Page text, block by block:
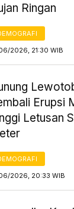
Ringan
2026, 21:30 WIB
Erupsi
Letusan
2026, 20:33 WIB